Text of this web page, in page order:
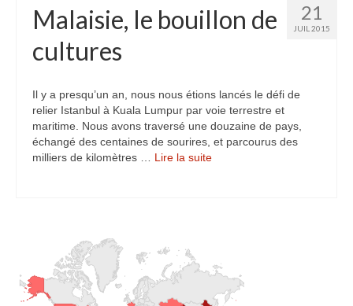
Vietnam
The Tour du monde
The Team
Contact
21
JUIL 2015
Malaisie, le bouillon de
cultures
Il y a presqu’un an, nous nous étions lancés le défi de
relier Istanbul à Kuala Lumpur par voie terrestre et
maritime. Nous avons traversé une douzaine de pays,
échangé des centaines de sourires, et parcourus des
milliers de kilomètres … Lire la suite­­